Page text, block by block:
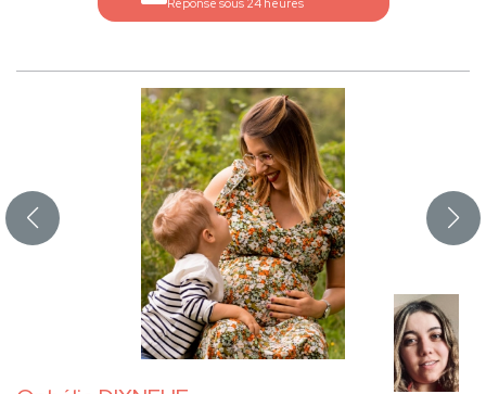
Réponse sous 24 heures